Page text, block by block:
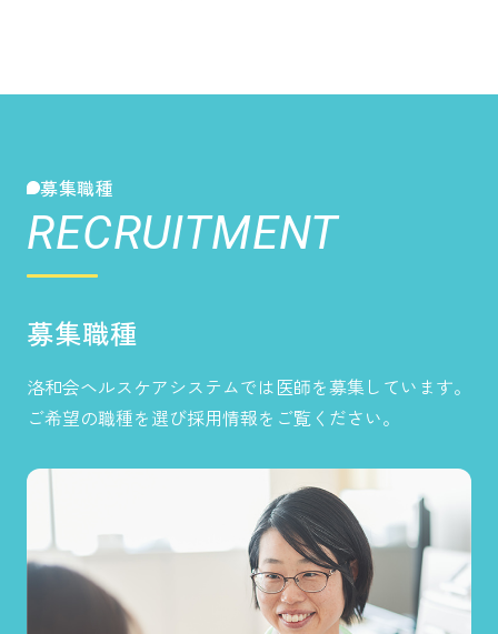
募集職種
RECRUITMENT
募集職種
洛和会ヘルスケアシステムでは医師を募集しています。
ご希望の職種を選び採用情報をご覧ください。